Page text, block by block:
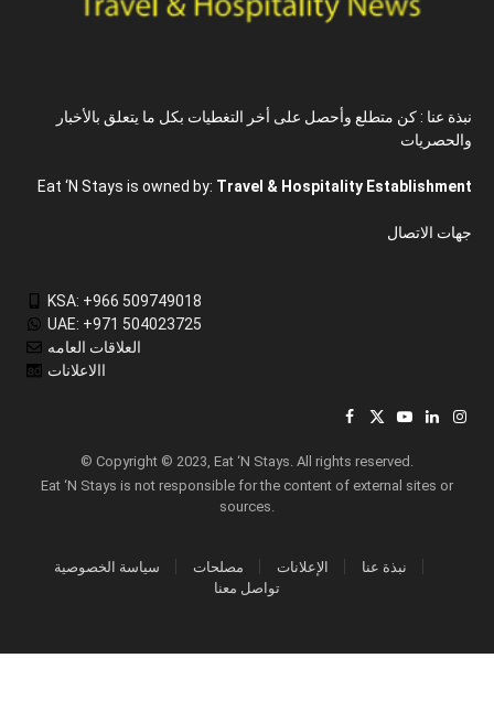
نبذة عنا : كن متطلع وأحصل على أخر التغطيات بكل ما يتعلق بالأخبار
والحصريات
Eat ‘N Stays is owned by: Travel & Hospitality Establishment
جهات الاتصال
KSA: +966 509749018
UAE: +971 504023725
العلاقات العامه
االاعلانات
Facebook
X
YouTube
LinkedIn
© Copyright © 2023, Eat ‘N Stays. All rights reserved.
Eat ‘N Stays is not responsible for the content of external sites or
sources.
سياسة الخصوصية مصلحات الإعلانات
نبذة عنا
تواصل معنا